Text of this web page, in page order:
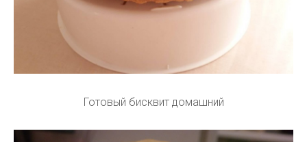
Готовый бисквит домашний